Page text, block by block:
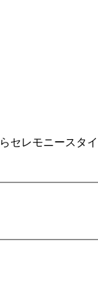
レモニースタ